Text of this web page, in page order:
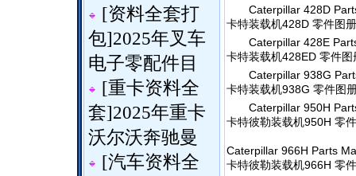
[资料全套打
包]2025年叉车
电子零配件目
[重卡资料全
套]2025年重卡
沃尔沃奔驰曼
[汽车资料全
Caterpillar 428D
卡特装载机428D 零件图册
Caterpillar 428E
卡特装载机428ED 零件图
Caterpillar 938G
卡特装载机938G 零件图
Caterpillar 950H
卡特彼勒装载机950H 零
Caterpillar 966H Parts
卡特彼勒装载机966H 零